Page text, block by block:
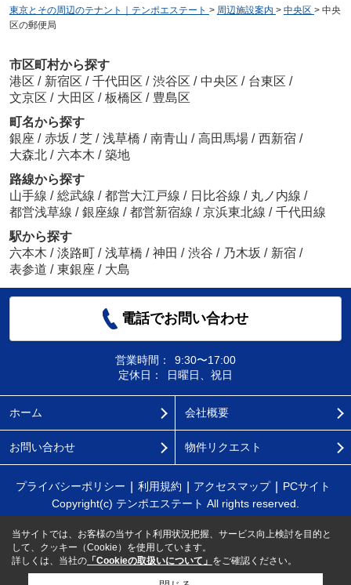
東京とその周辺のテナント｜テンポエステート > 周辺施設案内 > 中央区 > 中央
区の郵便局
市区町村から探す
港区 / 新宿区 / 千代田区 / 渋谷区 / 中央区 / 台東区 /
文京区 / 大田区 / 板橋区 / 豊島区
町名から探す
銀座 / 赤坂 / 芝 / 浅草橋 / 南青山 / 高田馬場 / 西新宿 /
大森北 / 六本木 / 築地
路線から探す
山手線 / 総武線 / 都営大江戸線 / 日比谷線 / 丸ノ内線 /
都営浅草線 / 銀座線 / 都営新宿線 / 京浜東北線 / 千代田線
駅から探す
六本木 / 淡路町 / 浅草橋 / 神田 / 渋谷 / 乃木坂 / 新宿 /
表参道 / 東銀座 / 大島
電話でお問い合わせ
営業時間：
9:30〜17:00
定休日：
日曜日、祝日
ホーム 会社概要
お問い合わせ 物件リクエスト
プライバシーポリシー 利用規約 アクセスマップ
PCサイト
Copyright(c) テンポエステート All rights reserved.
当サイトでは、お客様の当サイト利用状況把握、サービス向上検討を目的と
して、クッキー（Cookie）を使用しています。
詳しくは、当社の 「Cookieの取扱いについて」 をご確認ください。